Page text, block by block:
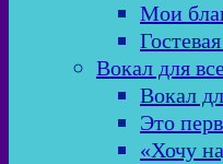
Мои
Вокал для
Вокал
Это
«Хочу